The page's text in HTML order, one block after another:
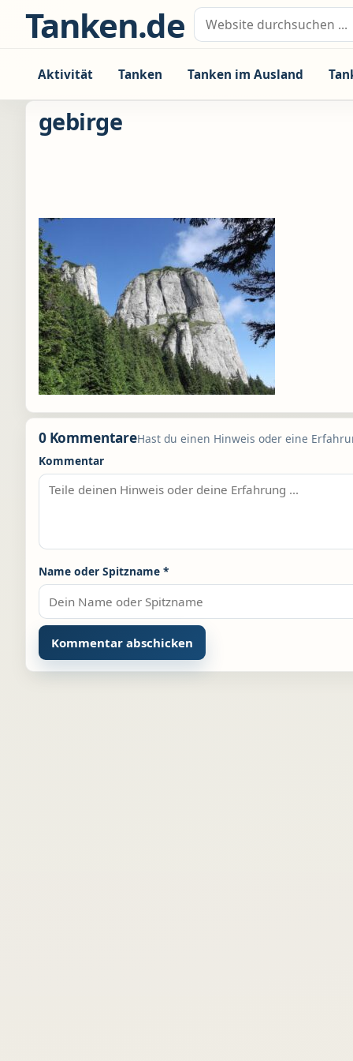
Zum Inhalt springen
Tanken.de Suche nach:
Aktivität Tanken Tanken im Ausland
gebirge
0 KommentareHast du einen Hinweis oder eine
Kommentar
Name oder Spitzname *